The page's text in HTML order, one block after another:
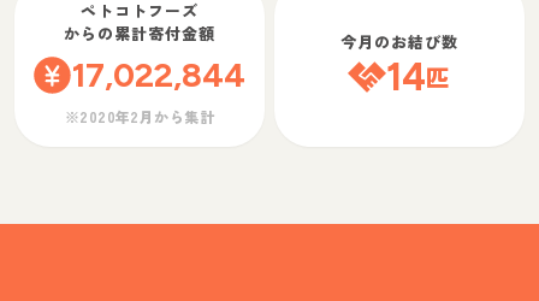
ペトコトフーズ
からの累計寄付金額
17,022,844
※2020年2月から集計
今月のお結び数
14匹